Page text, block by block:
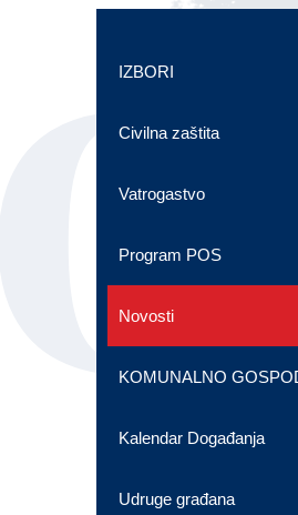
IZBORI
Civilna zaštita
Vatrogastvo
Program POS
Novosti
KOMUNALNO
Kalendar Događanja
Udruge građana